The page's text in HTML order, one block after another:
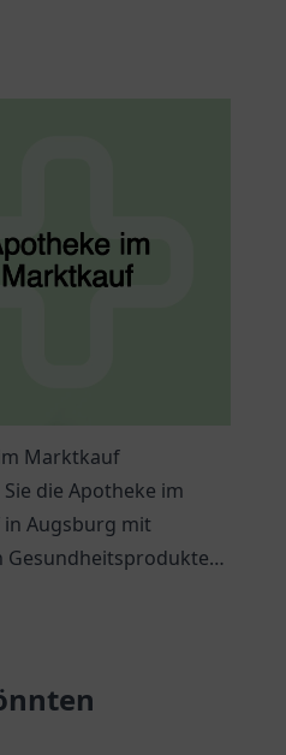
Marktkauf
die Apotheke im
Augsburg mit
Gesundheitsprodukten